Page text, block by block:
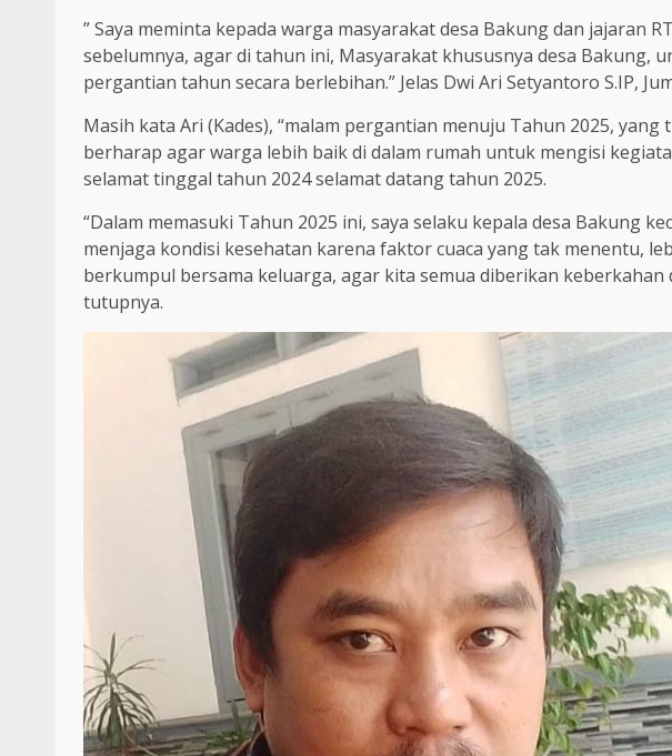
” Saya meminta kepada warga masyarakat desa Bakung dan jajaran
sebelumnya, agar di tahun ini, Masyarakat khususnya desa Bakung,
pergantian tahun secara berlebihan.” Jelas Dwi Ari Setyantoro S.IP,
Masih kata Ari (Kades), “malam pergantian menuju Tahun 2025,
berharap agar warga lebih baik di dalam rumah untuk mengisi
selamat tinggal tahun 2024 selamat datang tahun 2025.
“Dalam memasuki Tahun 2025 ini, saya selaku kepala desa Bakung
menjaga kondisi kesehatan karena faktor cuaca yang tak menentu,
berkumpul bersama keluarga, agar kita semua diberikan keberkahan
tutupnya.